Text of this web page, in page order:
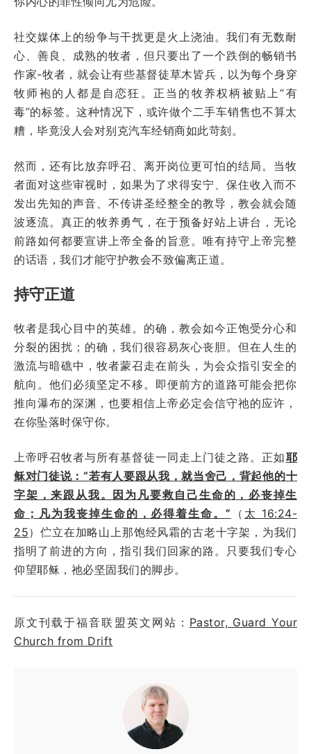
社交媒体上的纷争与干扰更是火上浇油。我们有无数耐
心、善良、成熟的牧者，但只要出了一个跌倒的畅销书
作家-牧者，就会让有些基督徒草木皆兵，以为每个身穿
牧师袍的人都是自恋狂。正当的牧养权柄被贴上“有
毒”的标签。这种情况下，或许做个二手车销售也不算太
糟，毕竟没人会对别克汽车经销商如此苛刻。
然而，还有比放弃呼召、离开岗位更可怕的结局。当牧
者面对这些审视时，如果为了求得安宁、保住收入而不
发出先知的声音、不传讲圣经整全的教导，教会就会随
波逐流。真正的牧养勇气，在于预备好站上讲台，无论
前路如何都要宣讲上帝全备的旨意。唯有持守上帝完整
的话语，我们才能守护教会不致偏离正道。
持守正道
牧者是我心目中的英雄。的确，教会如今正饱受分心和
分裂的困扰；的确，我们很容易灰心丧胆。但在人生的
激流与暗礁中，牧者蒙召走在前头，为会众指引安全的
航向。他们必须坚定不移。即便前方的道路可能会把你
推向瀑布的深渊，也要相信上帝必定会信守祂的应许，
在你坠落时保守你。
上帝呼召牧者与所有基督徒一同走上门徒之路。正如耶
稣对门徒说：“若有人要跟从我，就当舍己，背起他的十
字架，来跟从我。因为凡要救自己生命的，必丧掉生
命；凡为我丧掉生命的，必得着生命。” （ 太 16:24-
25）伫立在加略山上那饱经风霜的古老十字架，为我们
指明了前进的方向，指引我们回家的路。只要我们专心
仰望耶稣，祂必坚固我们的脚步。
原文刊载于福音联盟英文网站： Pastor, Guard Your
Church from Drift